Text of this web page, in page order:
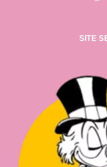
SITE